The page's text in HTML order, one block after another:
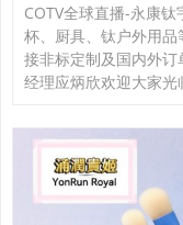
COTV全球直播-永康
杯、厨具、钛户外用
接非标定制及国内外
经理应炳欣欢迎大家光